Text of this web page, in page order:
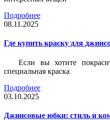
Подробнее
08.11.2025
Где купить краску для
Если вы хотите
специальная краска
Подробнее
03.10.2025
Джинсовые юбки: стиль и